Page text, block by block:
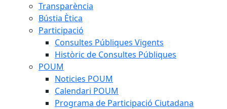
Transparència
Bústia Ètica
Participació
Consultes Públiques Vigents
Històric de Consultes Públiques
POUM
Noticies POUM
Calendari POUM
Programa de Participació Ciutadana